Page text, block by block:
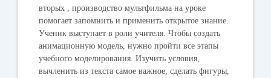
вторых , производство мультфильма на уроке
помогает запомнить и применить открытое знание.
Ученик выступает в роли учителя. Чтобы создать
анимационную модель, нужно пройти все этапы
учебного моделирования. Изучить условия,
вычленить из текста самое важное, сделать фигуры,